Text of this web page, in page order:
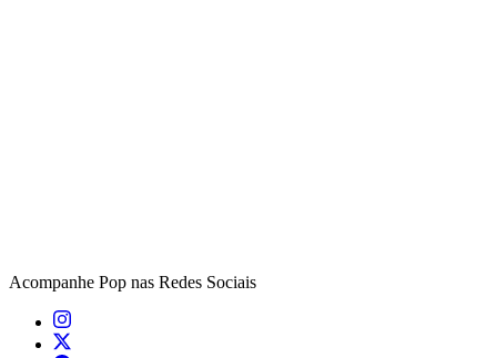
Acompanhe Pop nas Redes Sociais